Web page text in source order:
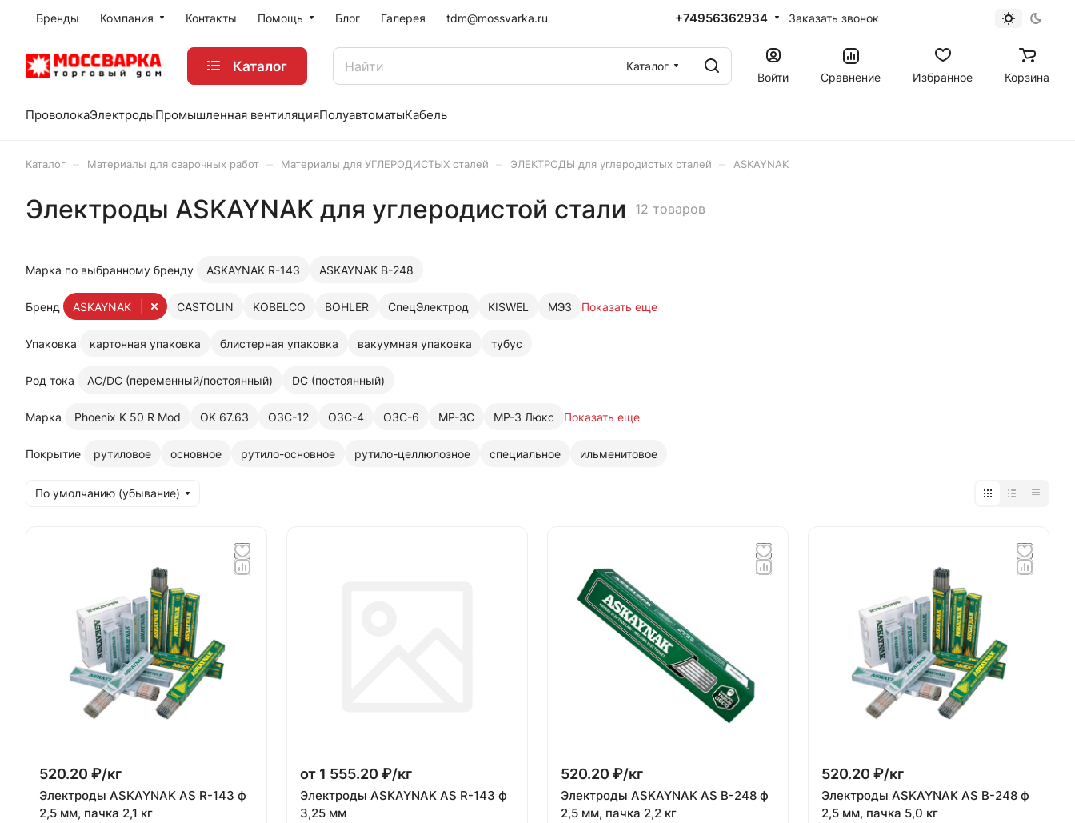
Бренды Компания Контакты Помощь Блог Галерея tdm@mossvarka.ru +74956362934 Заказать звонок
Каталог
Каталог
Войти
Сравнение Избранное Корзина
ПроволокаЭлектродыПромышленная вентиляцияПолуавтоматыКабель
Каталог Материалы для сварочных работ Материалы для УГЛЕРОДИСТЫХ сталей ЭЛЕКТРОДЫ для углеродистых сталей ASKAYNAK
Электроды ASKAYNAK для углеродистой стали 12 товаров
Марка по выбранному бренду ASKAYNAK R-143 ASKAYNAK B-248
Бренд CASTOLIN KOBELCO
ASKAYNAK BOHLER СпецЭлектрод KISWEL МЭЗ Показать еще
Упаковка картонная упаковка блистерная упаковка вакуумная упаковка тубус
Род тока AC/DC (переменный/постоянный) DC (постоянный)
Марка Phoenix K 50 R Mod OK 67.63 ОЗС-12 ОЗС-4 ОЗС-6 МР-3С МР-3 Люкс Показать еще
Покрытие рутиловое основное рутило-основное рутило-целлюлозное специальное ильменитовое
По умолчанию (убывание)
520.20 ₽/кг
Электроды ASKAYNAK AS R-143 ф
2,5 мм, пачка 2,1 кг
от 1 555.20 ₽/кг
Электроды ASKAYNAK AS R-143 ф
3,25 мм
520.20 ₽/кг
Электроды ASKAYNAK AS B-248 ф
2,5 мм, пачка 2,2 кг
520.20 ₽/кг
Электроды ASKAYNAK AS B-248 ф
2,5 мм, пачка 5,0 кг